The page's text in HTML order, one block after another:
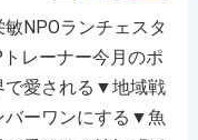
NPOランチェスタ
レーナー今月のポ
で愛される▼地域戦
バーワンにする▼魚